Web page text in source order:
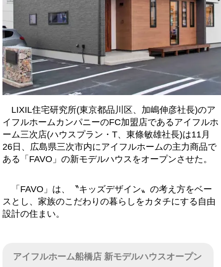
LIXIL住宅研究所(東京都品川区、加嶋伸彦社長)のア
イフルホームカンパニーのFC加盟店であるアイフルホ
ーム三次店(ハウスプラン・T、東條敏雄社長)は11月
26日、広島県三次市内にアイフルホームの主力商品で
ある「FAVO」の新モデルハウスをオープンさせた。
「FAVO」は、〝キッズデザイン〟の考え方をベー
スとし、家族のこだわりの暮らしをカタチにする自由
設計の住まい。
アイフルホーム船橋店 新モデルハウスオープン